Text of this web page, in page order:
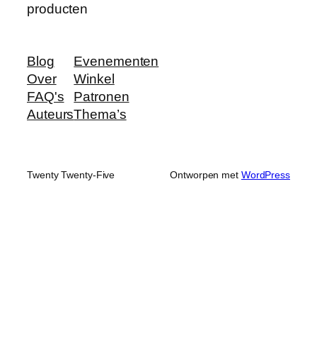
producten
Blog
Over
FAQ's
Auteurs
Evenementen
Winkel
Patronen
Thema’s
Twenty Twenty-Five Ontworpen met WordPress